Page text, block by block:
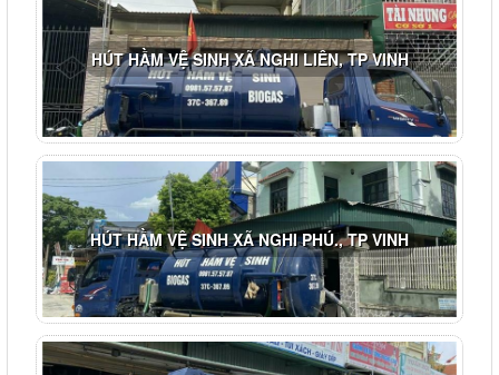
HÚT HẦM VỆ SINH XÃ NGHI LIÊN, TP VINH
HÚT HẦM VỆ SINH XÃ NGHI PHÚ., TP VINH